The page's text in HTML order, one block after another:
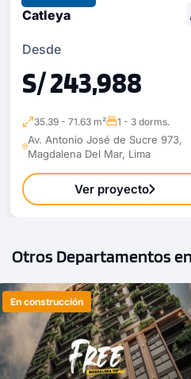
Catleya
Desde
S/ 243,988
35.39 - 71.63 m² 1 - 3 dorms.
Av. Antonio José de Sucre 973,
Magdalena Del Mar, Lima
Ver proyecto
Otros Departamentos
En construcción